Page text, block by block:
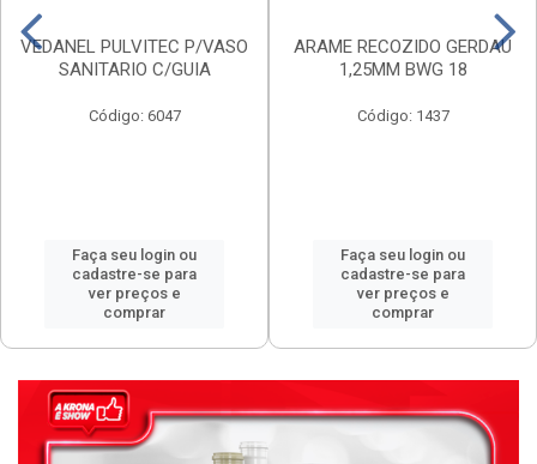
VEDANEL PULVITEC P/VASO
SANITARIO C/GUIA
Código: 6047
Faça seu login ou
cadastre-se para
ver preços e
comprar
ARAME RECOZIDO GERDAU
1,25MM BWG 18
Código: 1437
Faça seu login ou
cadastre-se para
ver preços e
comprar